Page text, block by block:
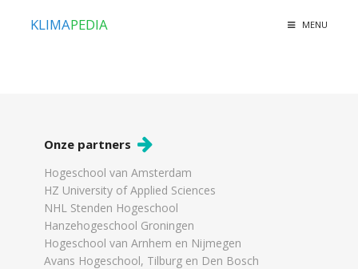
KLIMAPEDIA MENU
Onze partners
Hogeschool van Amsterdam
HZ University of Applied Sciences
NHL Stenden Hogeschool
Hanzehogeschool Groningen
Hogeschool van Arnhem en Nijmegen
Avans Hogeschool, Tilburg en Den Bosch